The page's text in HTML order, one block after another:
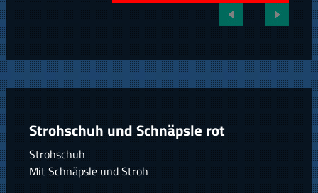
Strohschuh und Schnäpsle rot
Strohschuh
Mit Schnäpsle und Stroh